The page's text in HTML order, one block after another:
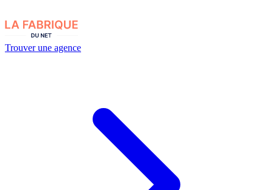
Trouver une agence